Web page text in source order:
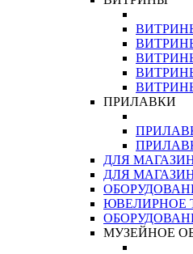
ПРИЛАВКИ
ДЛЯ
ДЛЯ
ЮВЕЛИРНОЕ
МУЗЕЙНОЕ